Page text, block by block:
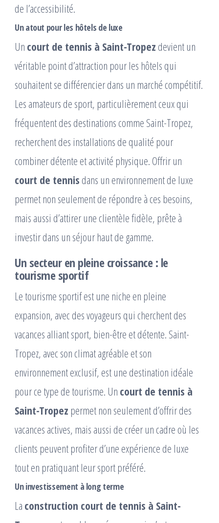
de l’accessibilité.
Un atout pour les hôtels de luxe
Un court de tennis à Saint-Tropez devient un
véritable point d’attraction pour les hôtels qui
souhaitent se différencier dans un marché compétitif.
Les amateurs de sport, particulièrement ceux qui
fréquentent des destinations comme Saint-Tropez,
recherchent des installations de qualité pour
combiner détente et activité physique. Offrir un
court de tennis dans un environnement de luxe
permet non seulement de répondre à ces besoins,
mais aussi d’attirer une clientèle fidèle, prête à
investir dans un séjour haut de gamme.
Un secteur en pleine croissance : le
tourisme sportif
Le tourisme sportif est une niche en pleine
expansion, avec des voyageurs qui cherchent des
vacances alliant sport, bien-être et détente. Saint-
Tropez, avec son climat agréable et son
environnement exclusif, est une destination idéale
pour ce type de tourisme. Un court de tennis à
Saint-Tropez permet non seulement d’offrir des
vacances actives, mais aussi de créer un cadre où les
clients peuvent profiter d’une expérience de luxe
tout en pratiquant leur sport préféré.
Un investissement à long terme
La construction court de tennis à Saint-